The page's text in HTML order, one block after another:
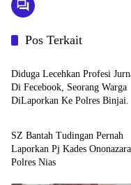
Pos Terkait
Berita
Diduga Lecehkan Profesi
Di Fecebook, Seorang Warga
DiLaporkan Ke Polres Binjai.
Berita
SZ Bantah Tudingan Pernah
Laporkan Pj Kades
Polres Nias